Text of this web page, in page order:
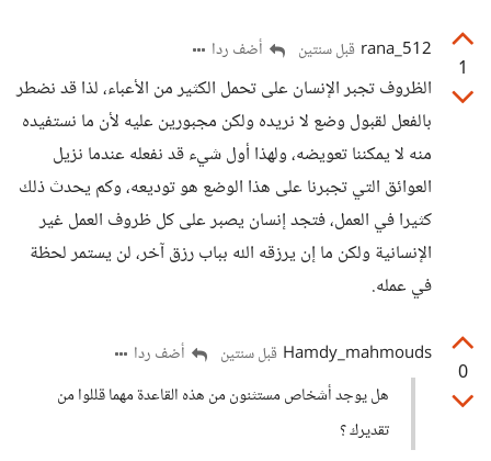
1
rana_512 قبل سنتين أضف ردا
الظروف تجبر الإنسان على تحمل الكثير من الأعباء، لذا قد نضطر
بالفعل لقبول وضع لا نريده ولكن مجبورين عليه لأن ما نستفيده
منه لا يمكننا تعويضه، ولهذا أول شيء قد نفعله عندما نزيل
العوائق التي تجبرنا على هذا الوضع هو توديعه، وكم يحدث ذلك
كثيرا في العمل، فتجد إنسان يصبر على كل ظروف العمل غير
الإنسانية ولكن ما إن يرزقه الله بباب رزق آخر، لن يستمر لحظة
في عمله.
0
Hamdy_mahmouds قبل سنتين
أضف ردا
هل يوجد أشخاص مستثنون من هذه القاعدة مهما قللوا من
تقديرك ؟